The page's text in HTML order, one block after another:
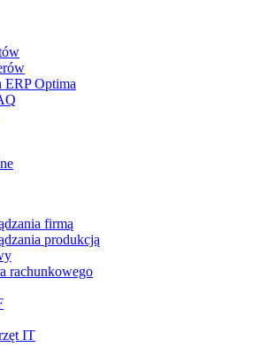
ERP Optima
firmą
produkcją
rachunkowego
IT